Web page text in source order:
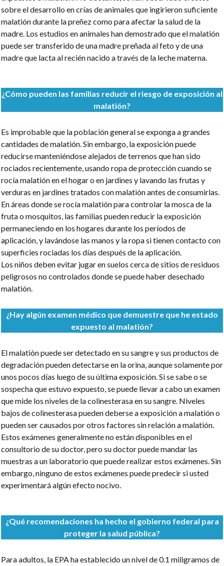
sobre el desarrollo en crías de animales que ingirieron suficiente
malatión durante la preñez como para afectar la salud de la
madre. Los estudios en animales han demostrado que el malatión
puede ser transferido de una madre preñada al feto y de una
madre que lacta al recién nacido a través de la leche materna.
¿Cómo pueden las familias reducir el riesgo de exposición al
malatión?
Es improbable que la población general se exponga a grandes
cantidades de malatión. Sin embargo, la exposición puede
reducirse manteniéndose alejados de terrenos que han sido
rociados recientemente, usando ropa de protección cuando se
rocía malatión en el hogar o en jardines y lavando las frutas y
verduras en jardines tratados con malatión antes de consumirlas.
En áreas donde se rocía malatión para controlar la mosca de la
fruta o mosquitos, las familias pueden reducir la exposición
permaneciendo en los hogares durante los períodos de
aplicación, y lavándose las manos y la ropa si tienen contacto con
superficies rociadas los días después de la aplicación.
Los niños deben evitar jugar en suelos cerca de sitios de residuos
peligrosos no controlados donde se puede haber desechado
malatión.
¿Hay algún examen médico que demuestre que he estado
expuesto al malatión?
El malatión puede ser detectado en su sangre y sus productos de
degradación pueden detectarse en la orina, aunque solamente por
unos pocos días luego de su última exposición. Si se sabe o se
sospecha que estuvo expuesto, se puede llevar a cabo un examen
que mide los niveles de la colinesterasa en su sangre. Niveles
bajos de colinesterasa pueden deberse a exposición a malatión o
pueden ser causados por otros factores sin relación a malatión.
Estos exámenes generalmente no están disponibles en el
consultorio de su doctor, pero su doctor puede mandar las
muestras a un laboratorio que puede realizar estos exámenes. Sin
embargo, ninguno de estos exámenes puede predecir si usted
experimentará algún efecto nocivo.
¿Qué recomendaciones ha hecho el gobierno federal para
proteger la salud pública?
Para adultos, la EPAha establecido un nivel de 0.1 miligramos de